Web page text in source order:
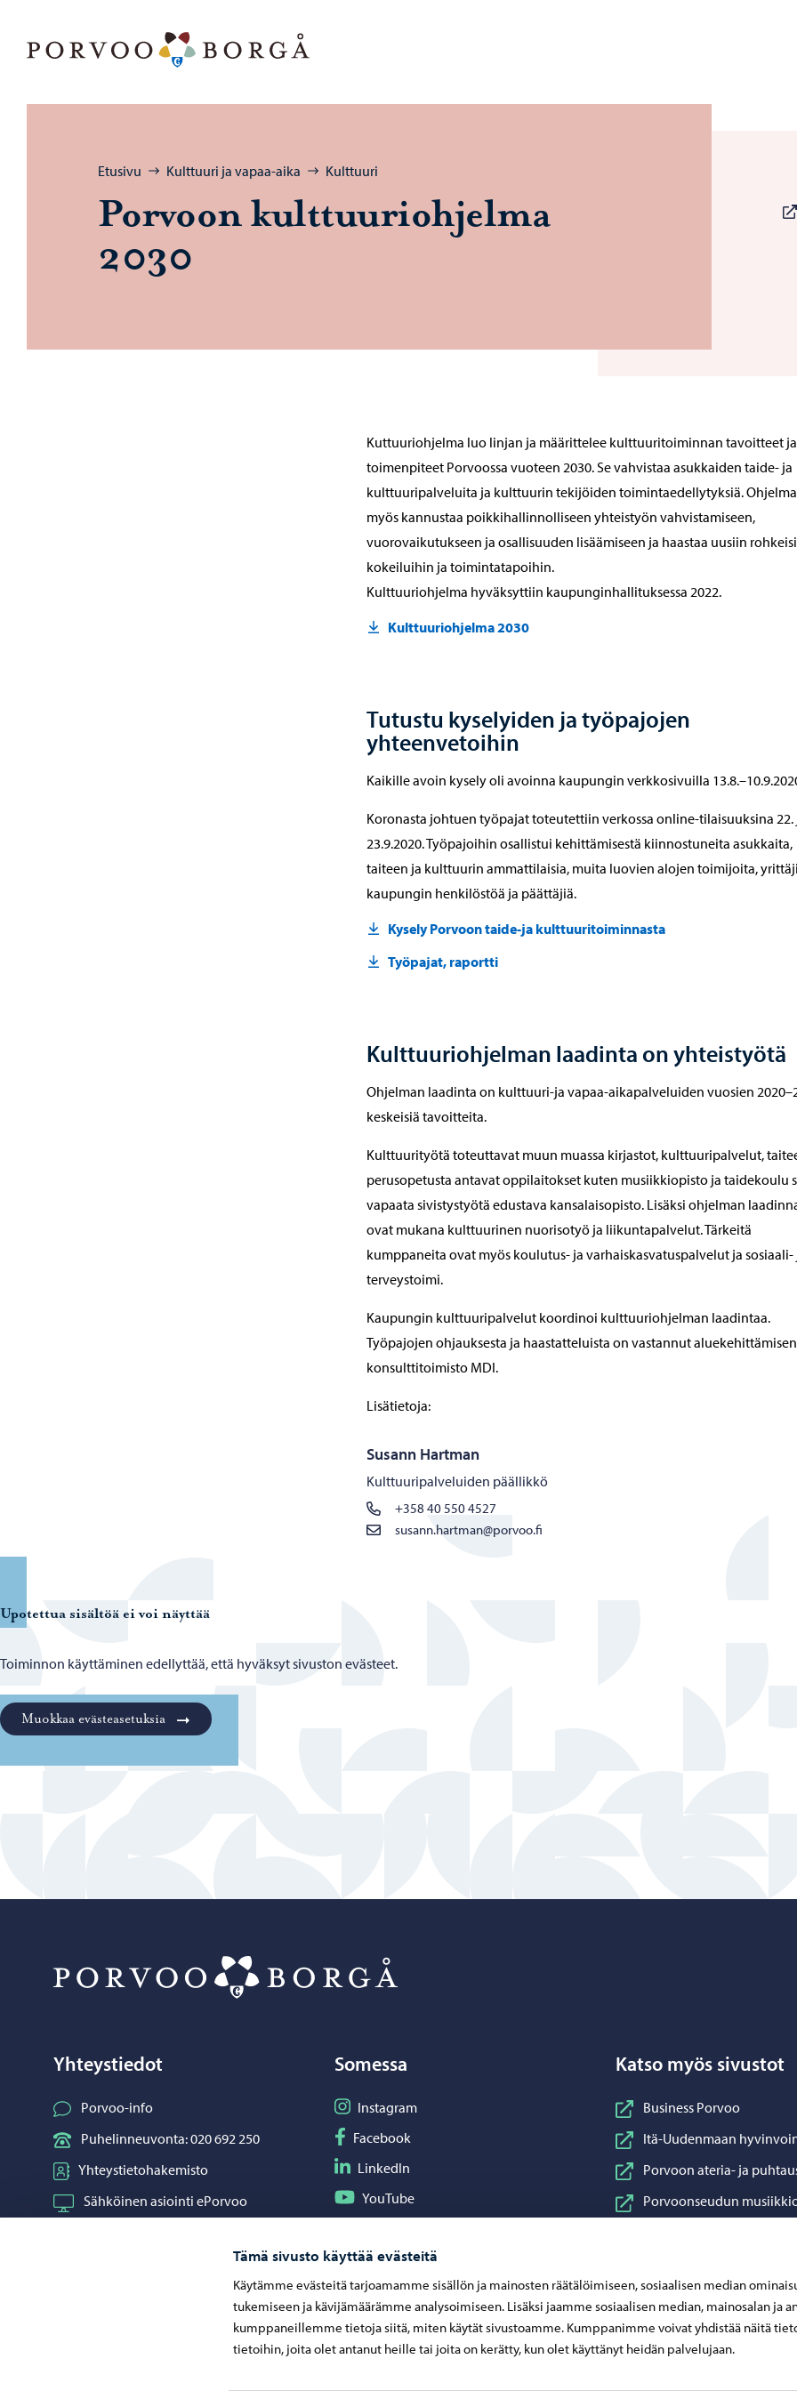
Tämä sivusto käyttää evästeitä
Käytämme evästeitä tarjoamamme sisällön ja mainosten räätälöimiseen, sosiaalisen median
tukemiseen ja kävijämäärämme analysoimiseen. Lisäksi jaamme sosiaalisen median, mainosalan ja
kumppaneillemme tietoja siitä, miten käytät sivustoamme. Kumppanimme voivat yhdistää näitä
tietoihin, joita olet antanut heille tai joita on kerätty, kun olet käyttänyt heidän palvelujaan.
Selaa:
Etusivu Kulttuuri ja vapaa-aika Kulttuuri
Por­voon kult­tuu­rioh­jel­ma
2030
Kuttuuriohjelma luo linjan ja määrittelee kulttuuritoiminnan tavoitteet ja
toimenpiteet Porvoossa vuoteen 2030. Se vahvistaa asukkaiden taide- ja
kulttuuripalveluita ja kulttuurin tekijöiden toimintaedellytyksiä. Ohjelma
myös kannustaa poikkihallinnolliseen yhteistyön vahvistamiseen,
vuorovaikutukseen ja osallisuuden lisäämiseen ja haastaa uusiin
kokeiluihin ja toimintatapoihin.
Kulttuuriohjelma hyväksyttiin kaupunginhallituksessa 2022.
Kulttuuriohjelma 2030
Tutustu kyselyiden ja työpajojen
yhteenvetoihin
Kaikille avoin kysely oli avoinna kaupungin verkkosivuilla
Koronasta johtuen työpajat toteutettiin verkossa online-tilaisuuksina 22.
23.9.2020. Työpajoihin osallistui kehittämisestä kiinnostuneita asukkaita,
taiteen ja kulttuurin ammattilaisia, muita luovien alojen toimijoita,
kaupungin henkilöstöä ja päättäjiä.
Kysely Porvoon taide-ja kulttuuritoiminnasta
Työpajat, raportti
Kulttuuriohjelman laadinta on yhteistyötä
Ohjelman laadinta on kulttuuri-ja vapaa-aikapalveluiden vuosien
keskeisiä tavoitteita.
Kulttuurityötä toteuttavat muun muassa kirjastot, kulttuuripalvelut,
perusopetusta antavat oppilaitokset kuten musiikkiopisto ja taidekoulu
vapaata sivistystyötä edustava kansalaisopisto. Lisäksi ohjelman
ovat mukana kulttuurinen nuorisotyö ja liikuntapalvelut. Tärkeitä
kumppaneita ovat myös koulutus- ja varhaiskasvatuspalvelut ja sosiaali-
terveystoimi.
Kaupungin kulttuuripalvelut koordinoi kulttuuriohjelman laadintaa.
Työpajojen ohjauksesta ja haastatteluista on vastannut aluekehittämisen
konsulttitoimisto MDI.
Lisätietoja:
Susann Hartman
Kulttuuripalveluiden päällikkö
+358 40 550 4527
susann.hartman@porvoo.fi
Upotettua sisältöä ei voi näyttää
Toiminnon käyttäminen edellyttää, että hyväksyt sivuston evästeet.
Muokkaa evästeasetuksia
Yhteystiedot
Porvoo-info
Puhelinneuvonta: 020 692 250
Yhteystietohakemisto
Sähköinen asiointi ePorvoo
Somessa
Seuraa Instagram
Instagram
Seuraa Facebook
Facebook
Seuraa LinkedIn
LinkedIn
Seuraa YouTube
YouTube
Katso myös sivustot
Business Porvoo
Itä-Uudenmaan
Porvoon ateria- ja
Porvoonseudun
Taidetehdas
Visit Porvoo